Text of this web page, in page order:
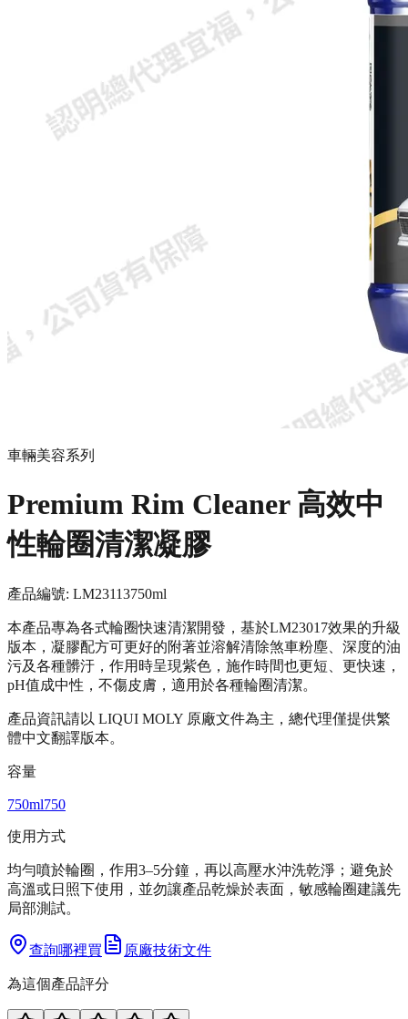
車輛美容系列
Premium Rim Cleaner 高效中
性輪圈清潔凝膠
產品編號: LM23113750ml
本產品專為各式輪圈快速清潔開發，基於LM23017效果的升級
版本，凝膠配方可更好的附著並溶解清除煞車粉塵、深度的油
污及各種髒汙，作用時呈現紫色，施作時間也更短、更快速，
pH值成中性，不傷皮膚，適用於各種輪圈清潔。
產品資訊請以 LIQUI MOLY 原廠文件為主，總代理僅提供繁
體中文翻譯版本。
容量
750ml750
使用方式
均勻噴於輪圈，作用3–5分鐘，再以高壓水沖洗乾淨；避免於
高溫或日照下使用，並勿讓產品乾燥於表面，敏感輪圈建議先
局部測試。
查詢哪裡買 原廠技術文件
為這個產品評分